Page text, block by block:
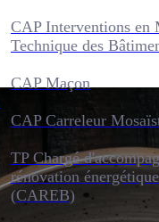
CAP Interventions en
Technique des
CAP Maçon
CAP Carreleur
TP Chargé
rénovation
(CAREB)